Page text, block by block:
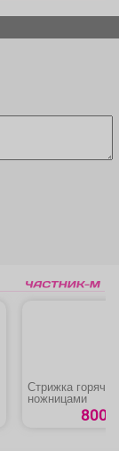
Стрижка
ножницами
800